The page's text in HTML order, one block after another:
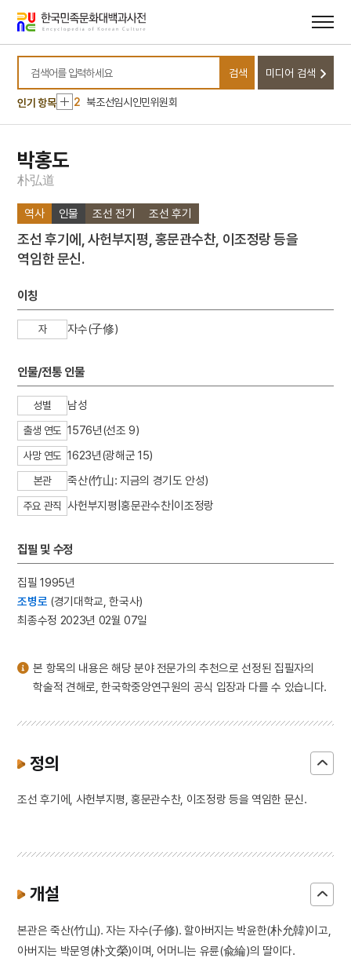
바로가기
바로가기
검색어를 입력하세요
검색 미디어 검색
인기 항목
10 국화 옆에서
1 금오신화
2 북조선임시인민위원회
3 열하일기
7
완당전집
8
조선혁명선언
9
1 금오신화
2
북조선임시인민위원회
4 창의적 체험활동
5 금성대군
6
박훈
7 완당전집
8 조선혁명선언
9 개천군
박홍도
朴弘道
역사 인물 조선 전기 조선 후기
조선 후기에, 사헌부지평, 홍문관수찬, 이조정랑 등을
역임한 문신.
이칭
자 자수(子修)
인물/전통 인물
성별 남성
출생 연도 1576년(선조 9)
사망 연도 1623년(광해군 15)
본관 죽산(竹山: 지금의 경기도 안성)
주요 관직 사헌부지평|홍문관수찬|이조정랑
집필 및 수정
집필 1995년
조병로 (경기대학교, 한국사)
최종수정 2023년 02월 07일
본 항목의 내용은 해당 분야 전문가의 추천으로 선정된 집필자의
학술적 견해로, 한국학중앙연구원의 공식 입장과 다를 수 있습니다.
정의
조선 후기에, 사헌부지평, 홍문관수찬, 이조정랑 등을 역임한 문신.
개설
본관은 죽산(竹山). 자는 자수(子修). 할아버지는 박윤한(朴允韓)이고,
아버지는 박문영(朴文榮)이며, 어머니는 유륜(兪綸)의 딸이다.